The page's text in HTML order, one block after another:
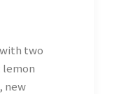
two
new